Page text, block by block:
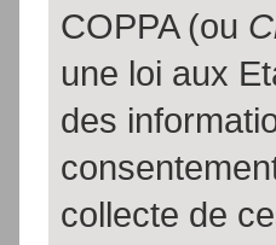
COPPA (ou
une loi aux
des
collecte de